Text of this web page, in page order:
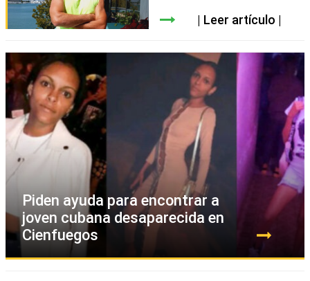
Leer artículo
Piden ayuda para encontrar a
joven cubana desaparecida en
Cienfuegos